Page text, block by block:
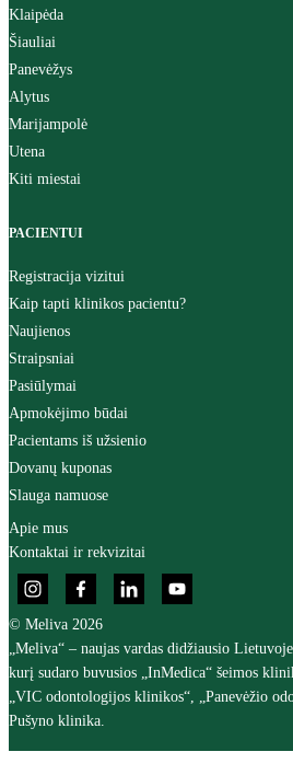
Klaipėda
Šiauliai
Panevėžys
Alytus
Marijampolė
Utena
Kiti miestai
PACIENTUI
Registracija vizitui
Kaip tapti klinikos pacientu?
Naujienos
Straipsniai
Pasiūlymai
Apmokėjimo būdai
Pacientams iš užsienio
Dovanų kuponas
Slauga namuose
Apie mus
Kontaktai ir rekvizitai
© Meliva 2026
„Meliva“ – naujas vardas didžiausio
kurį sudaro buvusios „InMedica“ šeimos
„VIC odontologijos klinikos“, „Panevėžio
Pušyno klinika.